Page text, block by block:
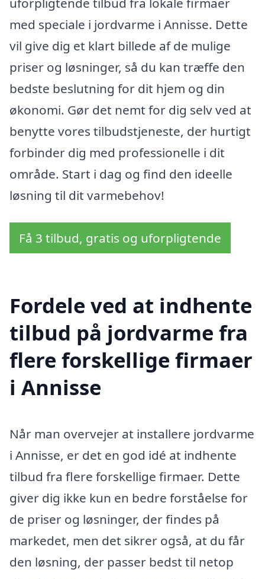
med speciale i jordvarme i Annisse. Dette
vil give dig et klart billede af de mulige
priser og løsninger, så du kan træffe den
bedste beslutning for dit hjem og din
økonomi. Gør det nemt for dig selv ved at
benytte vores tilbudstjeneste, der hurtigt
forbinder dig med professionelle i dit
område. Start i dag og find den ideelle
løsning til dit varmebehov!
Få 3 tilbud, gratis og uforpligtende
Fordele ved at indhente
tilbud på jordvarme fra
flere forskellige firmaer
i Annisse
Når man overvejer at installere jordvarme
i Annisse, er det en god idé at indhente
tilbud fra flere forskellige firmaer. Dette
giver dig ikke kun en bedre forståelse for
de priser og løsninger, der findes på
markedet, men det sikrer også, at du får
den løsning, der passer bedst til netop